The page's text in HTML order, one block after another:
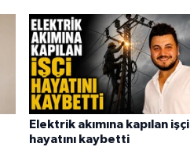
Elektrik akımına kapılan işçi
hayatını kaybetti